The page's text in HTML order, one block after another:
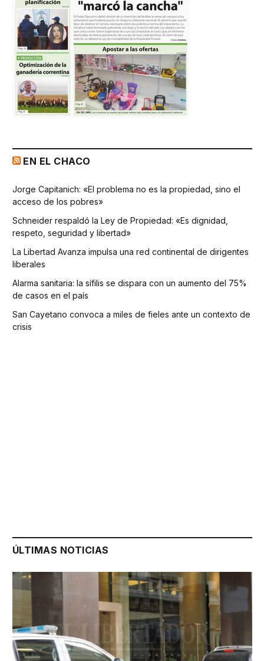
EN EL CHACO
Jorge Capitanich: «El problema no es la propiedad, sino el
acceso de los pobres»
Schneider respaldó la Ley de Propiedad: «Es dignidad,
respeto, seguridad y libertad»
La Libertad Avanza impulsa una red continental de dirigentes
liberales
Alarma sanitaria: la sífilis se dispara con un aumento del 75%
de casos en el país
San Cayetano convoca a miles de fieles ante un contexto de
crisis
ÚLTIMAS NOTICIAS